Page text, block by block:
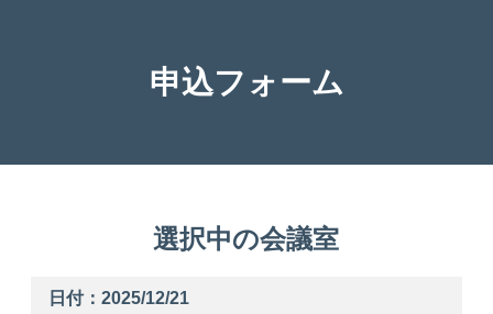
申込フォーム
選択中の会議室
日付：2025/12/21